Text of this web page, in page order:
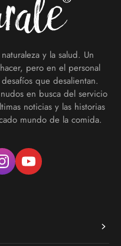
y la salud. Un
pero en el personal
que desalientan.
en busca del servicio
noticias y las historias
mundo de la comida.
instagramyoutube